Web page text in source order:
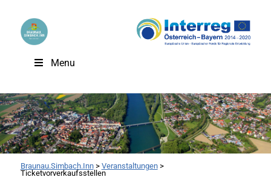
Menu
Braunau.Simbach.Inn> Veranstaltungen>
Ticketvorverkaufsstellen